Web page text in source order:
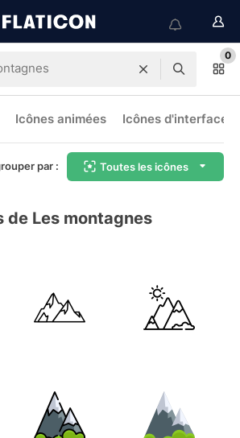
0
Icônes animées Icônes d'interface
par : Toutes les icônes
de Les montagnes